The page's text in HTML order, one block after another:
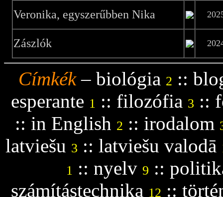
Veronika, egyszerűbben Nika
Zászlók
Címkék– biológia 2 ::
esperante 1 :: filozófia 3 ::
:: in English 2 :: irodalom
latviešu 3 :: latviešu valodā
1 :: nyelv 9 ::
számítástechnika 12 ::